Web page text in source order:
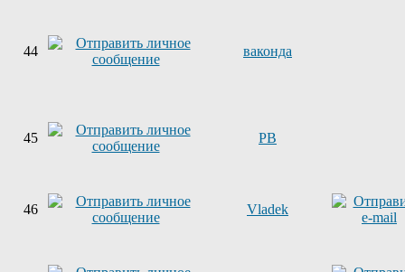
44 ваконда
45 PB
46 Vladek